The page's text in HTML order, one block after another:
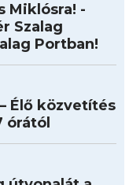
Miklósra! -
Szalag
Portban!
Élő közvetítés
órától